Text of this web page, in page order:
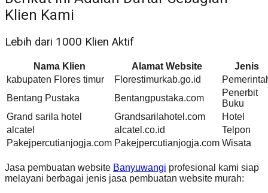
Klien Kami
Lebih dari 1000 Klien Aktif
Nama Klien Alamat Website
Jenis
kabupaten Flores timur
Florestimurkab.go.id
Bentang Pustaka
Bentangpustaka.com
Penerbit
Buku
Grand sarila hotel
Grandsarilahotel.com
Hotel
alcatel
alcatel.co.id
Telpon
Pakejpercutianjogja.com Pakejpercutianjogja.com Wisata
Jasa pembuatan website Banyuwangi profesional kami siap
melayani berbagai jenis jasa pembuatan website murah: